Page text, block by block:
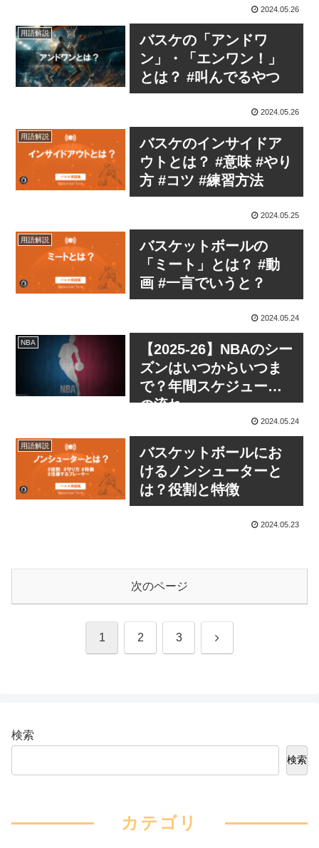
2024.05.26
用語解説
バスケの「アンドワ
ン」・「エンワン！」
とは？ #叫んでるやつ
2024.05.26
用語解説
バスケのインサイドア
ウトとは？ #意味 #やり
方 #コツ #練習方法
2024.05.25
用語解説
バスケットボールの
「ミート」とは？ #動
画 #一言でいうと？
2024.05.24
NBA
【2025-26】NBAのシー
ズンはいつからいつま
で？年間スケジュール
の流れ
2024.05.24
用語解説
バスケットボールにお
けるノンシューターと
は？役割と特徴
2024.05.23
次のページ
1 2 3 次
検索
検索
カテゴリ